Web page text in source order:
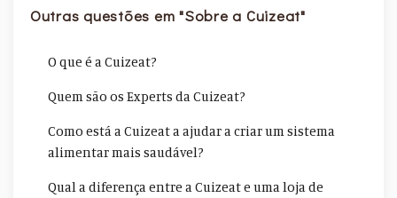
Outras questões em "Sobre a Cuizeat"
O que é a Cuizeat?
Quem são os Experts da Cuizeat?
Como está a Cuizeat a ajudar a criar um sistema
alimentar mais saudável?
Qual a diferença entre a Cuizeat e uma loja de